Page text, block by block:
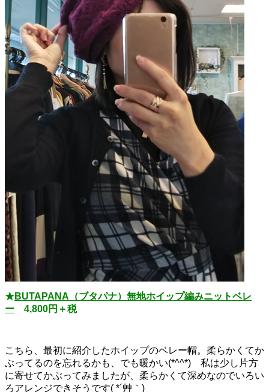
★BUTAPANA（ブタパナ）無地ホイップ編みニットベレ
ー 4,800円＋税
こちら、最初に紹介したホイップのベレー帽。柔らかくてか
ぶってるのを忘れるかも、でも暖かい(*^^*) 私は少し片方
に寄せてかぶってみましたが、柔らかくて深めなのでいろい
ろアレンジできそうです( *´艸｀)